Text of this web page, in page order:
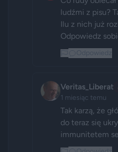
ludźmi z pisu?
Ilu z nich już
Odpowiedz
Veritas_Liberat
1 miesiąc temu
Tak karzą, że
do teraz się
immunitetem